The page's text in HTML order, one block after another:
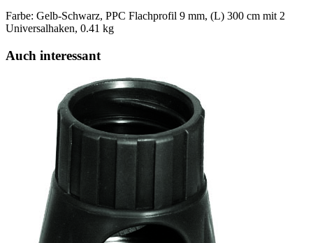
Farbe: Gelb-Schwarz, PPC Flachprofil 9 mm, (L) 300 cm mit 2
Universalhaken, 0.41 kg
Auch interessant